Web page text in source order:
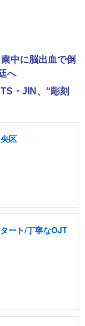
中に脳出血で倒
へ
・JIN、“彫刻
区
ート/丁寧なOJT